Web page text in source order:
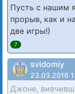
Пусть с нашим
прорыв, как и
две игры!)
7
svidomiy
23.03.2016
Джоне,